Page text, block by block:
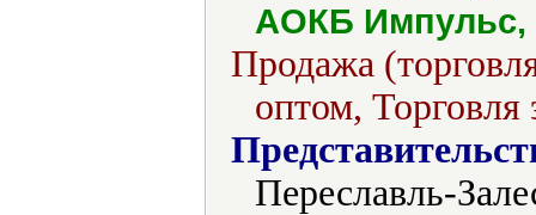
АОКБ Импульс,
Продажа
оптом, Торговля
Переславль-